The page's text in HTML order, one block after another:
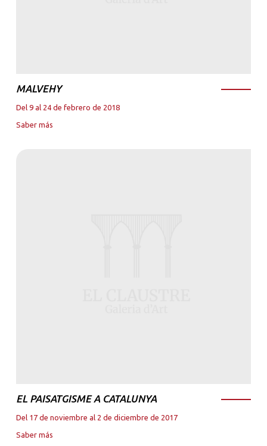
MALVEHY
Del 9 al 24 de febrero de 2018
Saber más
EL PAISATGISME A CATALUNYA
Del 17 de noviembre al 2 de diciembre de 2017
Saber más